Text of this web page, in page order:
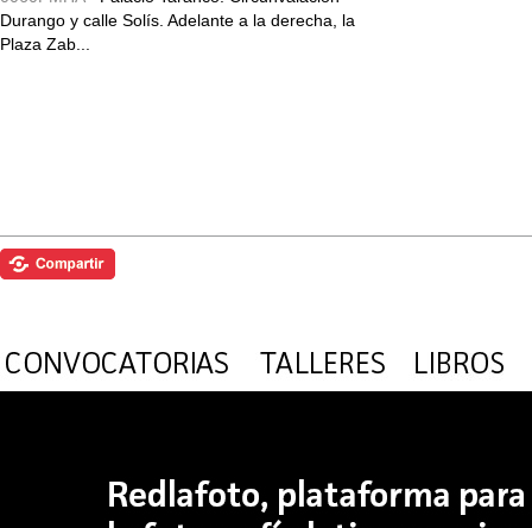
Durango y calle Solís. Adelante a la derecha, la
Plaza Zab...